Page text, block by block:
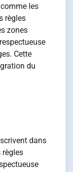
les
règles
zones
Cette
du
dans
règles